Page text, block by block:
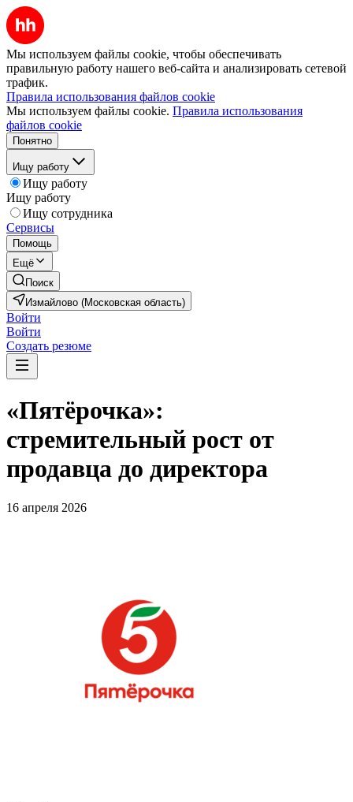
Мы используем файлы cookie, чтобы обеспечивать
правильную работу нашего веб-сайта и анализировать сетевой
трафик.
Правила использования файлов cookie
Мы используем файлы cookie. Правила использования
файлов cookie
Понятно
Ищу работу
Ищу работу
Ищу работу
Ищу сотрудника
Сервисы
Помощь
Ещё
Поиск
Измайлово (Московская область)
Войти
Войти
Создать резюме
«Пятёрочка»:
стремительный рост от
продавца до директора
16 апреля 2026